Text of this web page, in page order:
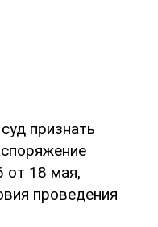
признать
от 18 мая,
проведения